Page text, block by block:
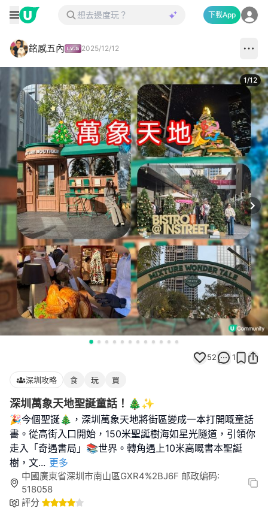
下載App
銘感五內 2025/12/12
1/12
52 1
深圳攻略 食 玩 買
深圳萬象天地聖誕童話！🎄✨
🎉今個聖誕🎄，深圳萬象天地將街區變成一本打開嘅童話
書。從高街入口開始，150米聖誕樹海如星光隧道，引領你
走入「奇遇書局」📚世界。轉角遇上10米高嘅書本聖誕
樹，文... 更多
中國廣東省深圳市南山區GXR4%2BJ6F 邮政编码:
518058
評分